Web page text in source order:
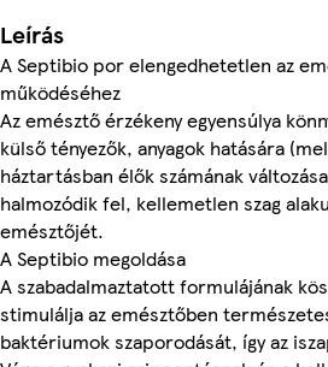
Leírás
A Septibio por elengedhetetlen az
működéséhez
Az emésztő érzékeny egyensúlya
külső tényezők, anyagok hatására
háztartásban élők számának
halmozódik fel, kellemetlen szag
emésztőjét.
A Septibio megoldása
A szabadalmaztatott formulájának
stimulálja az emésztőben
baktériumok szaporodását, így az